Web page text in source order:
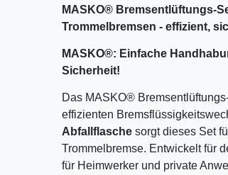
MASKO® Bremsentlüftungs-
Trommelbremsen - effizient,
MASKO®: Einfache
Sicherheit!
Das MASKO®
effizienten
Abfallflasche sorgt dieses Set
Trommelbremse. Entwickelt für
für Heimwerker und private